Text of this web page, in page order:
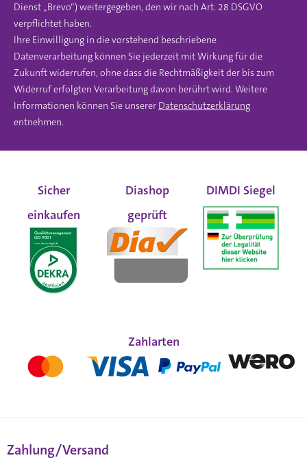
Dienst „Brevo“) weitergegeben, den wir nach Art. 28 DSGVO
verpflichtet haben.
Ihre Einwilligung in die vorstehend beschriebene
Datenverarbeitung können Sie jederzeit mit Wirkung für die
Zukunft widerrufen, ohne dass die Rechtmäßigkeit der bis zum
Widerruf erfolgten Verarbeitung davon berührt wird. Weitere
Informationen können Sie unserer Datenschutzerklärung
entnehmen.
Sicher
einkaufen
Diashop
geprüft
DIMDI Siegel
Zahlarten
Zahlung/Versand